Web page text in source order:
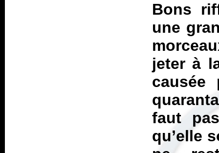
Bons
une
jeter à
causée
faut
qu’elle